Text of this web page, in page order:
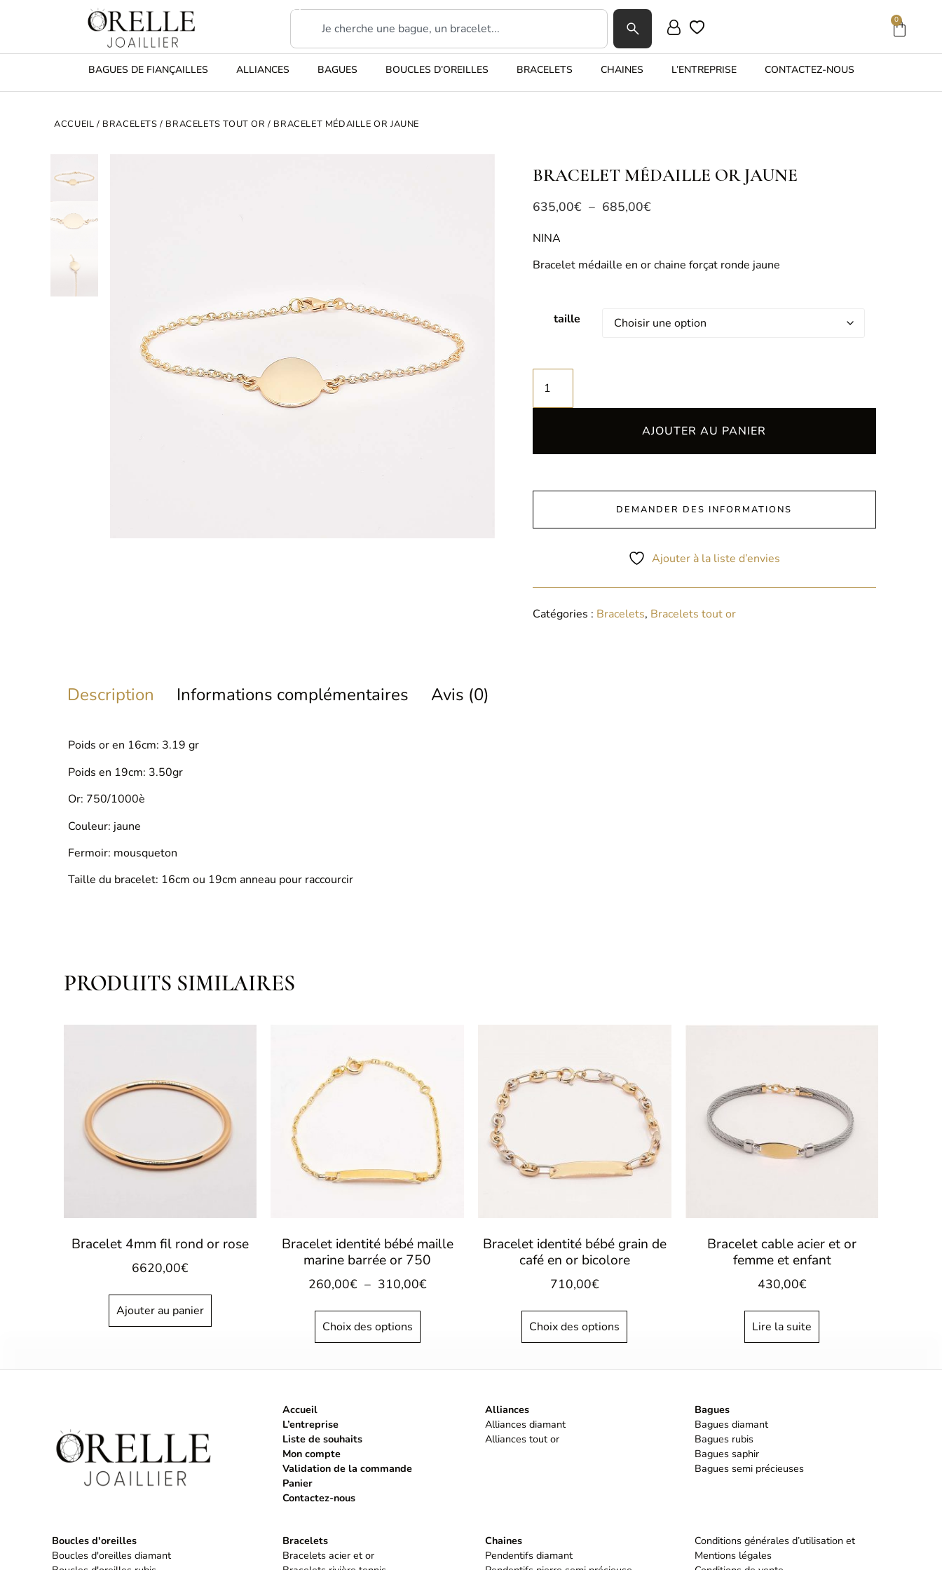
0
BAGUES DE FIANÇAILLES ALLIANCES BAGUES BOUCLES D’OREILLES BRACELETS CHAINES L’ENTREPRISE CONTACTEZ-NOUS
ACCUEIL / BRACELETS / BRACELETS TOUT OR / BRACELET MÉDAILLE OR JAUNE
BRACELET MÉDAILLE OR JAUNE
635,00€ – 685,00€
NINA
Bracelet médaille en or chaine forçat ronde jaune
taille
AJOUTER AU PANIER
DEMANDER DES INFORMATIONS
Ajouter à la liste d’envies
Catégories : Bracelets, Bracelets tout or
Description Informations complémentaires Avis (0)
Poids or en 16cm: 3.19 gr
Poids en 19cm: 3.50gr
Or: 750/1000è
Couleur: jaune
Fermoir: mousqueton
Taille du bracelet: 16cm ou 19cm anneau pour raccourcir
PRODUITS SIMILAIRES
Bracelet 4mm fil rond or rose
6620,00€
Ajouter au panier
Bracelet identité bébé maille
marine barrée or 750
260,00€ – 310,00€
Choix des options
Bracelet identité bébé grain de
café en or bicolore
710,00€
Choix des options
Bracelet cable acier et or
femme et enfant
430,00€
Lire la suite
Accueil
L’entreprise
Liste de souhaits
Mon compte
Validation de la commande
Panier
Contactez-nous
Alliances
Alliances diamant
Alliances tout or
Bagues
Bagues diamant
Bagues rubis
Bagues saphir
Bagues semi précieuses
Boucles d'oreilles
Boucles d'oreilles diamant
Bracelets
Bracelets acier et or
Chaines
Pendentifs diamant
Conditions générales d’utilisation et
Mentions légales